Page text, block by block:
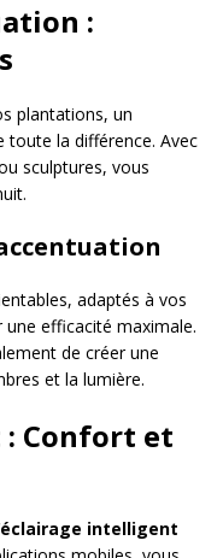
:
plantations, un
toute la différence. Avec
sculptures, vous
adaptés à vos
efficacité maximale.
de créer une
et la lumière.
Confort et
éclairage intelligent